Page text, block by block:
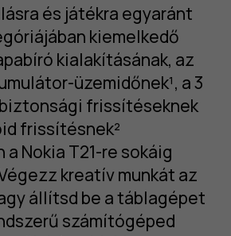
és játékra egyaránt
kiemelkedő
kialakításának, az
üzemidőnek¹, a 3
frissítéseknek
frissítésnek²
Nokia T21-re sokáig
kreatív munkát az
állítsd be a táblagépet
számítógéped